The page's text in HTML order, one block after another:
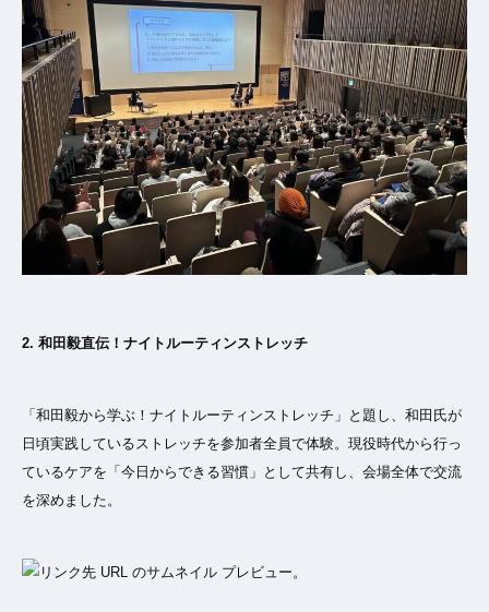
2. 和田毅直伝！ナイトルーティンストレッチ
「和田毅から学ぶ！ナイトルーティンストレッチ」と題し、和田氏が
日頃実践しているストレッチを参加者全員で体験。現役時代から行っ
ているケアを「今日からできる習慣」として共有し、会場全体で交流
を深めました。